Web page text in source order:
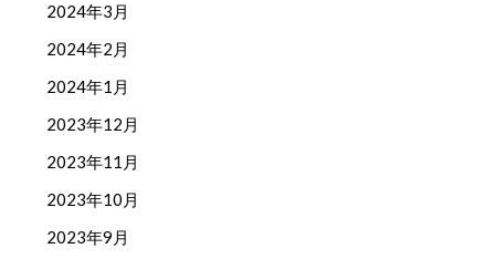
2024年3月
2024年2月
2024年1月
2023年12月
2023年11月
2023年10月
2023年9月